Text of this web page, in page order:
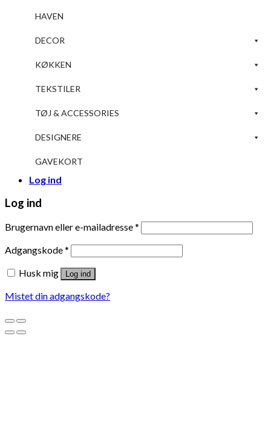
HAVEN
DECOR
KØKKEN
TEKSTILER
TØJ & ACCESSORIES
DESIGNERE
GAVEKORT
Log ind
Log ind
Brugernavn eller e-mailadresse*
Adgangskode*
Husk mig
Log ind
Mistet din adgangskode?